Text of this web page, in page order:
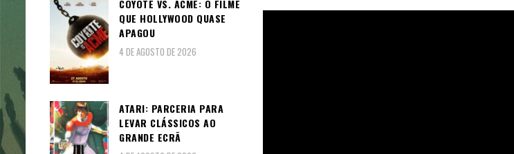
COYOTE VS. ACME: O FILME
QUE HOLLYWOOD QUASE
APAGOU
4 DE AGOSTO DE 2026
ATARI: PARCERIA PARA
LEVAR CLÁSSICOS AO
GRANDE ECRÃ